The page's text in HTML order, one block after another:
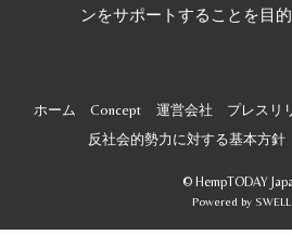
ンをサポートすることを目
ホーム Concept 運営会社 プレスリ
反社会的勢力に対する基本方針
© HempTODAY
Powered by SWELL